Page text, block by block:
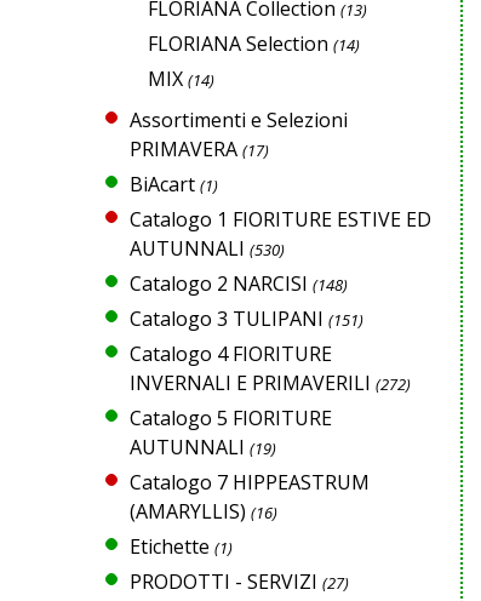
FLORIANA Collection (13)
FLORIANA Selection (14)
MIX (14)
Assortimenti e Selezioni
PRIMAVERA (17)
BiAcart (1)
Catalogo 1 FIORITURE ESTIVE ED
AUTUNNALI (530)
Catalogo 2 NARCISI (148)
Catalogo 3 TULIPANI (151)
Catalogo 4 FIORITURE
INVERNALI E PRIMAVERILI (272)
Catalogo 5 FIORITURE
AUTUNNALI (19)
Catalogo 7 HIPPEASTRUM
(AMARYLLIS) (16)
Etichette (1)
PRODOTTI - SERVIZI (27)